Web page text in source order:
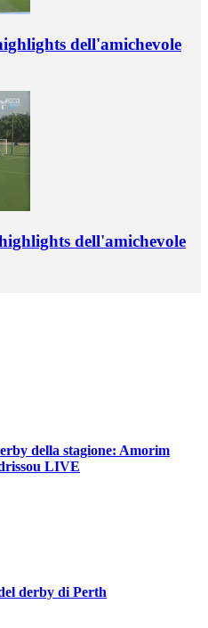
dell'amichevole
dell'amichevole
della stagione: Amorim
LIVE
derby di Perth